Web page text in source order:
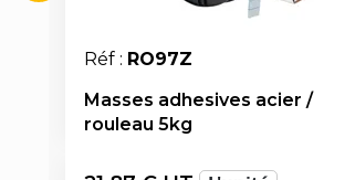
Réf : RO97Z
Masses adhesives acier /
rouleau 5kg